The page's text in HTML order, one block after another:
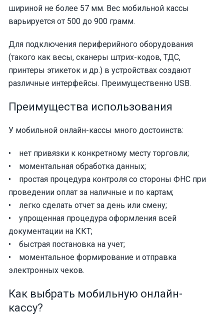
шириной не более 57 мм. Вес мобильной кассы
варьируется от 500 до 900 грамм.
Для подключения периферийного оборудования
(такого как весы, сканеры штрих-кодов, ТДС,
принтеры этикеток и др.) в устройствах создают
различные интерфейсы. Преимущественно USB.
Преимущества использования
У мобильной онлайн-кассы много достоинств:
• нет привязки к конкретному месту торговли;
• моментальная обработка данных;
• простая процедура контроля со стороны ФНС при
проведении оплат за наличные и по картам;
• легко сделать отчет за день или смену;
• упрощенная процедура оформления всей
документации на ККТ;
• быстрая постановка на учет;
• моментальное формирование и отправка
электронных чеков.
Как выбрать мобильную онлайн-
кассу?